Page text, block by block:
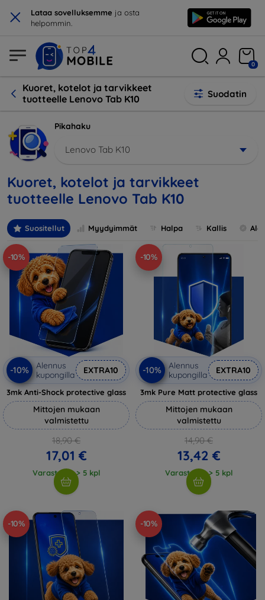
× Lataa sovelluksemme ja osta
helpommin.
0
Kuoret, kotelot ja tarvikkeet
tuotteelle Lenovo Tab K10
Suodatin
Pikahaku
Lenovo Tab K10
Kuoret, kotelot ja tarvikkeet
tuotteelle Lenovo Tab K10
Suositellut Myydyimmät Halpa Kallis
-10%
-10%
Alennus
kupongilla
EXTRA10
3mk Anti-Shock protective glass
Mittojen mukaan
valmistettu
18,90 €
17,01 €
Varastossa > 5 kpl
-10%
-10%
Alennus
kupongilla
EXTRA10
3mk Pure Matt protective glass
Mittojen mukaan
valmistettu
14,90 €
13,42 €
Varastossa > 5 kpl
-10% -10%